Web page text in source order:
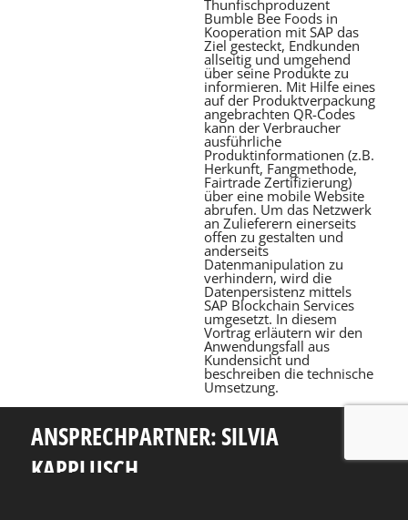
Thunfischproduzent
Bumble Bee Foods in
Kooperation mit SAP das
Ziel gesteckt, Endkunden
allseitig und umgehend
über seine Produkte zu
informieren. Mit Hilfe eines
auf der Produktverpackung
angebrachten QR-Codes
kann der Verbraucher
ausführliche
Produktinformationen (z.B.
Herkunft, Fangmethode,
Fairtrade Zertifizierung)
über eine mobile Website
abrufen. Um das Netzwerk
an Zulieferern einerseits
offen zu gestalten und
anderseits
Datenmanipulation zu
verhindern, wird die
Datenpersistenz mittels
SAP Blockchain Services
umgesetzt. In diesem
Vortrag erläutern wir den
Anwendungsfall aus
Kundensicht und
beschreiben die technische
Umsetzung.
ANSPRECHPARTNER: SILVIA
KAPPLUSCH